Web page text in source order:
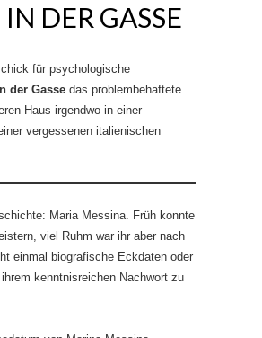
DER GASSE
für psychologische
der Gasse das problembehaftete
Haus irgendwo in einer
vergessenen italienischen
Maria Messina. Früh konnte
viel Ruhm war ihr aber nach
einmal biografische Eckdaten oder
kenntnisreichen Nachwort zu